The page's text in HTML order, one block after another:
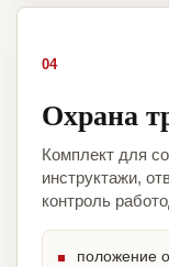
04
Охрана
Комплект для
инструктажи,
контроль
положение